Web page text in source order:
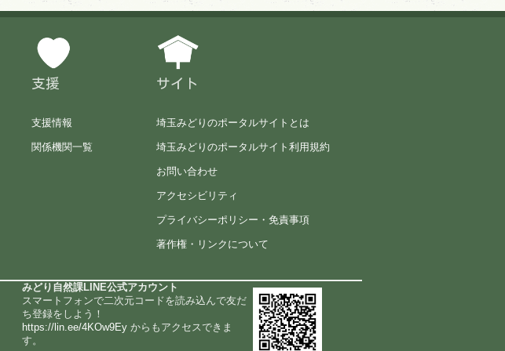
支援
支援情報
関係機関一覧
サイト
埼玉みどりのポータルサイトとは
埼玉みどりのポータルサイト利用規約
お問い合わせ
アクセシビリティ
プライバシーポリシー・免責事項
著作権・リンクについて
みどり自然課LINE公式アカウント
スマートフォンで二次元コードを読み込んで友だ
ち登録をしよう！
https://lin.ee/4KOw9Eyからもアクセスできま
す。